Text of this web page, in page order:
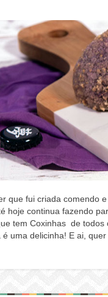
que fui criada comendo
hoje continua fazendo
tem Coxinhas de todos
é uma delicinha! E ai,